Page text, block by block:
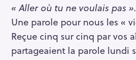
« Aller où tu ne voulais pas ».
Une parole pour nous les «
Reçue cinq sur cinq par vos
partageaient la parole lundi